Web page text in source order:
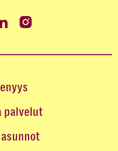
palvelut